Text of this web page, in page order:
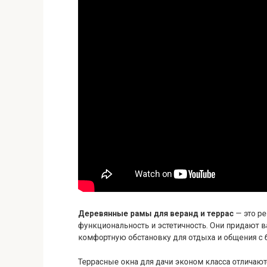
Деревянные рамы для веранд и террас — это
функциональность и эстетичность. Они
комфортную обстановку для отдыха и общения с
Террасные окна для дачи эконом класса